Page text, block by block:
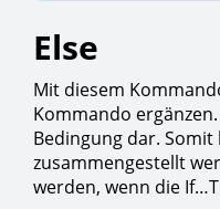
Else
Mit diesem
Kommando
Bedingung dar.
zusammengestellt
werden, wenn die